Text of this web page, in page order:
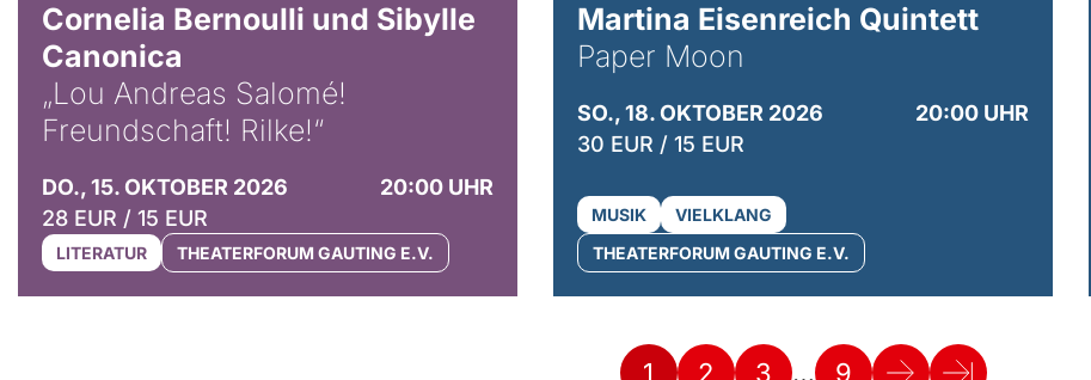
Cornelia Bernoulli und Sibylle
Canonica
„Lou Andreas Salomé!
Freundschaft! Rilke!“
DO., 15. OKTOBER 2026
20:00 UHR
28 EUR / 15 EUR
LITERATUR THEATERFORUM GAUTING E.V.
Martina Eisenreich Quintett
Paper Moon
SO., 18. OKTOBER 2026
20:00 UHR
30 EUR / 15 EUR
MUSIK
VIELKLANG
THEATERFORUM GAUTING E.V.
1 2 3 … 9